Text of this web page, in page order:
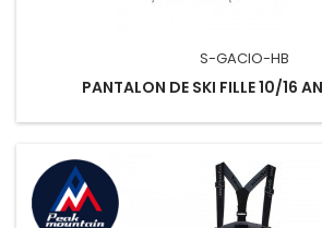
S-GACIO-HB
PANTALON DE SKI FILLE 10/16